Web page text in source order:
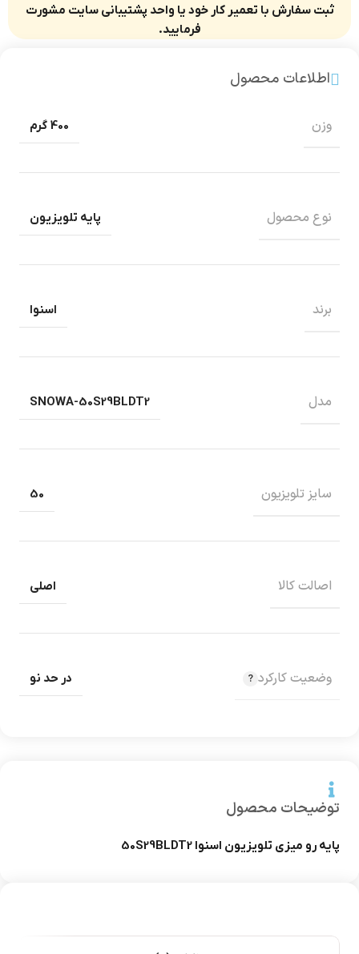
ثبت سفارش با تعمیر کار خود یا واحد پشتیبانی سایت مشورت
فرمایید.
توضیحات محصول
پایه رو میزی تلویزیون اسنوا 50S29BLDT2
اطلاعات محصول
وزن 400 گرم
نوع محصول پایه تلویزیون
برند اسنوا
مدل SNOWA-50S29BLDT2
سایز تلویزیون 50
اصالت کالا اصلی
وضعیت کارکرد در حد نو